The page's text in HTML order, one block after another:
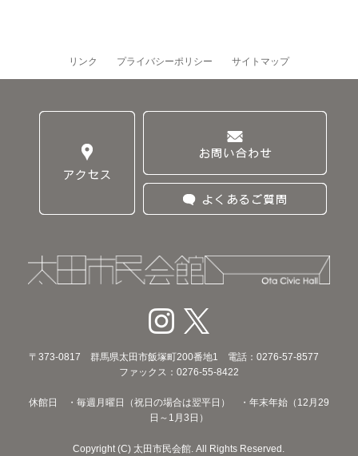
リンク プライバシーポリシー サイトマップ
〒373‐0817 群馬県太田市飯塚町200番地1 電話：0276-57-8577
ファックス：0276-55-8422
休館日 ・毎週月曜日（祝日の場合は翌平日） ・年末年始（12月29
日～1月3日）
Copyright (C) 太田市民会館. All Rights Reserved.